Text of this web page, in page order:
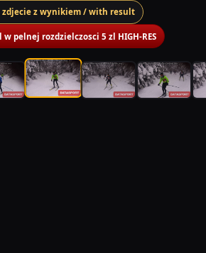
zdjecie z wynikiem / with result
pelnej rozdzielczosci 5 zl HIGH-RES